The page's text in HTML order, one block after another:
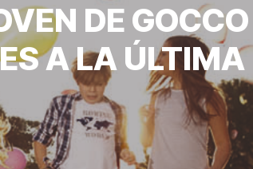
DE GOCCO
A LA ÚLTIMA